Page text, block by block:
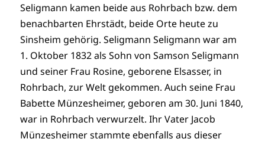
Seligmann kamen beide aus Rohrbach bzw. dem
benachbarten Ehrstädt, beide Orte heute zu
Sinsheim gehörig. Seligmann Seligmann war am
1. Oktober 1832 als Sohn von Samson Seligmann
und seiner Frau Rosine, geborene Elsasser, in
Rohrbach, zur Welt gekommen. Auch seine Frau
Babette Münzesheimer, geboren am 30. Juni 1840,
war in Rohrbach verwurzelt. Ihr Vater Jacob
Münzesheimer stammte ebenfalls aus dieser